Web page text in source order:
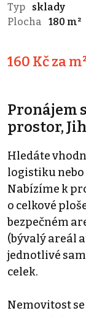
Typ
sklady
Plocha
180 m²
160 Kč za
Pronájem
prostor,
Hledáte
logistiku nebo
Nabízíme k
o celkové
bezpečném
(bývalý areál
jednotlivé
celek.
Nemovitost